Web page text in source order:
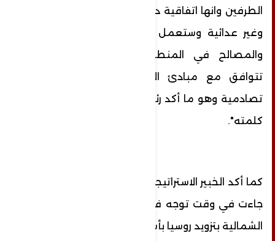
الطرفين وانها اتفاقية دفاعية وليست هجومية
وغير عدائية وستعمل حالة من توازن القوى
والمصالح في المنطقة، كما ان الاتفاقية
تتوافق مع مبادئ القانون الدولي وليست
تصادمية وهو ما أكد رئيس كوريا الشمالية في
كلمته".
كما أكد الخبير الاستراتيجي المصري، أن الاتفاقية
جاءت في وقت توجه فيه أوروبا اتهامات لكوريا
الشمالية بتزويد روسيا بأسلحة خلال الفترة الأخيرة،